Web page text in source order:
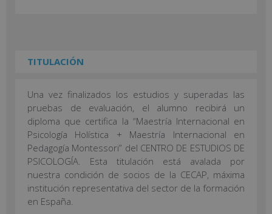
TITULACIÓN
Una vez finalizados los estudios y superadas las
pruebas de evaluación, el alumno recibirá un
diploma que certifica la “Maestría Internacional en
Psicología Holística + Maestría Internacional en
Pedagogía Montessori” del CENTRO DE ESTUDIOS DE
PSICOLOGÍA. Esta titulación está avalada por
nuestra condición de socios de la CECAP, máxima
institución representativa del sector de la formación
en España.